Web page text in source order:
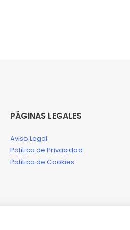
PÁGINAS LEGALES
Aviso Legal
Política de Privacidad
Política de Cookies